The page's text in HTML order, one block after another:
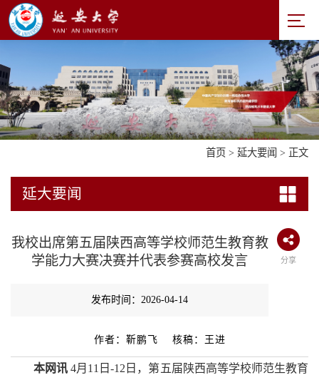
首页 > 延大要闻 > 正文
延大要闻
我校出席第五届陕西高等学校师范生教育教
学能力大赛决赛并代表参赛高校发言
分享
发布时间：2026-04-14
作者：靳鹏飞 核稿：王进
本网讯4月11日-12日，第五届陕西高等学校师范生教育